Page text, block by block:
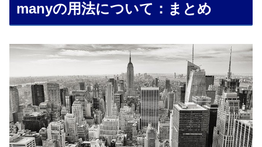
manyの用法について：まとめ